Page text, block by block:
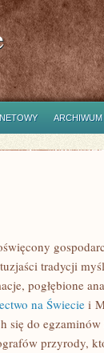
ARCHIWUM
tradycji
pogłębione
na Świecie i
się do
przyrody,